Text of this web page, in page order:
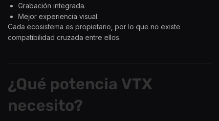
Grabación integrada.
Mejor experiencia visual.
Cada ecosistema es propietario, por lo que no existe
compatibilidad cruzada entre ellos.
¿Qué potencia VTX
necesito?